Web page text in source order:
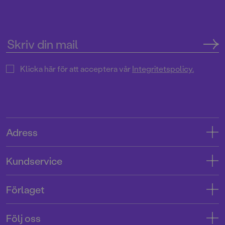
Klicka här för att acceptera vårIntegritetspolicy.
Adress
08-769 88 00
Tryckerigatan 4
103 12 Stockholm
Kundservice
Användarvillkor intressenter
Förlaget
Följ oss